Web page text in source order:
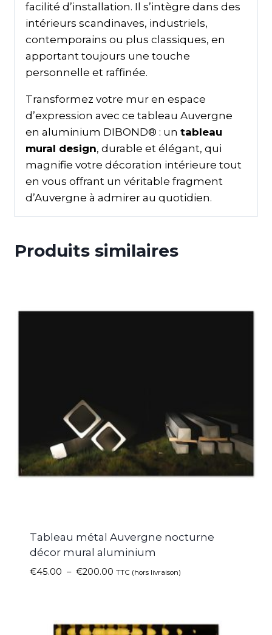
facilité d’installation. Il s’intègre dans des
intérieurs scandinaves, industriels,
contemporains ou plus classiques, en
apportant toujours une touche
personnelle et raffinée.
Transformez votre mur en espace
d’expression avec ce tableau Auvergne
en aluminium DIBOND® : un tableau
mural design, durable et élégant, qui
magnifie votre décoration intérieure tout
en vous offrant un véritable fragment
d’Auvergne à admirer au quotidien.
Produits similaires
Tableau métal Auvergne nocturne
décor mural aluminium
€45.00 – €200.00 TTC (hors livraison)